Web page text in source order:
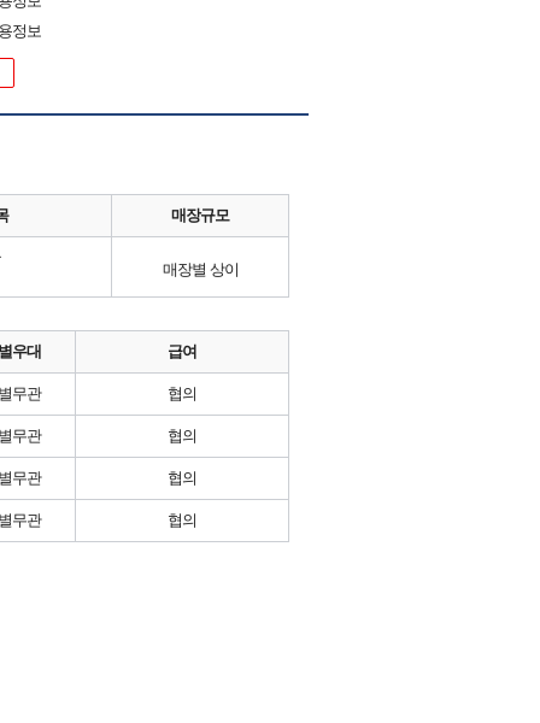
정보
매장규모
매장별 상이
우대 급여
무관 협의
무관 협의
무관 협의
무관 협의